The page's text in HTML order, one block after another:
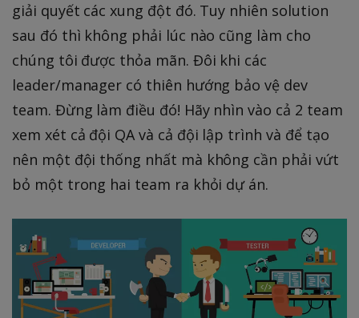
giải quyết các xung đột đó. Tuy nhiên solution
sau đó thì không phải lúc nào cũng làm cho
chúng tôi được thỏa mãn. Đôi khi các
leader/manager có thiên hướng bảo vệ dev
team. Đừng làm điều đó! Hãy nhìn vào cả 2 team
xem xét cả đội QA và cả đội lập trình và để tạo
nên một đội thống nhất mà không cần phải vứt
bỏ một trong hai team ra khỏi dự án.